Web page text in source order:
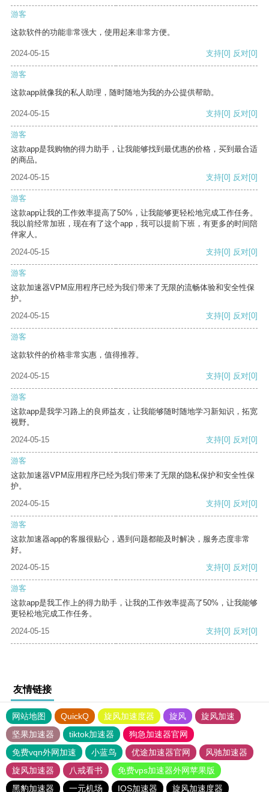
游客
这款软件的功能非常强大，使用起来非常方便。
2024-05-15 支持[0] 反对[0]
游客
这款app就像我的私人助理，随时随地为我的办公提供帮助。
2024-05-15 支持[0] 反对[0]
游客
这款app是我购物的得力助手，让我能够找到最优惠的价格，买到最合适
的商品。
2024-05-15
支持[0] 反对[0]
游客
这款app让我的工作效率提高了50%，让我能够更轻松地完成工作任务。
我以前经常加班，现在有了这个app，我可以提前下班，有更多的时间陪
伴家人。
2024-05-15
支持[0] 反对[0]
游客
这款加速器VPM应用程序已经为我们带来了无限的流畅体验和安全性保
护。
2024-05-15
支持[0] 反对[0]
游客
这款软件的价格非常实惠，值得推荐。
2024-05-15 支持[0] 反对[0]
游客
这款app是我学习路上的良师益友，让我能够随时随地学习新知识，拓宽
视野。
2024-05-15
支持[0] 反对[0]
游客
这款加速器VPM应用程序已经为我们带来了无限的隐私保护和安全性保
护。
2024-05-15
支持[0] 反对[0]
游客
这款加速器app的客服很贴心，遇到问题都能及时解决，服务态度非常
好。
2024-05-15
支持[0] 反对[0]
游客
这款app是我工作上的得力助手，让我的工作效率提高了50%，让我能够
更轻松地完成工作任务。
2024-05-15
支持[0] 反对[0]
友情链接
网站地图 QuickQ 旋风加速度器 旋风
旋风加速
坚果加速器
tiktok加速器
狗急加速器官网
免费vqn外网加速
小蓝鸟 优途加速器官网
风驰加速器
旋风加速器
八戒看书
免费vps加速器外网苹果版
黑豹加速器
一元机场 IOS加速器 旋风加速度器